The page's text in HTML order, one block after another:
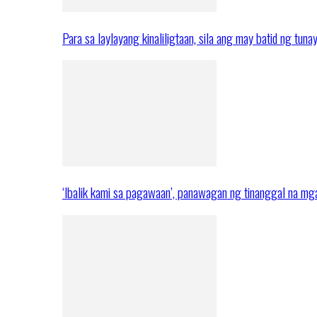
Para sa laylayang kinaliligtaan, sila ang may batid ng
‘Ibalik kami sa pagawaan’, panawagan ng tinanggal na